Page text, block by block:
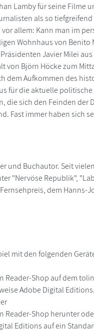
Lamby für seine Filme
als so
allem: Kann man im
Wohnhaus von
Javier Milei
von Björn Höcke zum
dem Aufkommen des
für die aktuelle
die sich den Feinden
Fast immer haben sich
und Buchautor. Seit
"Nervöse Republik",
dem Hanns-
mit den folgenden
Reader-Shop auf dem
Adobe Digital Editions.
Reader-Shop herunter
Editions auf ein